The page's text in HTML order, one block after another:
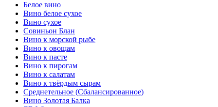
Белое вино
Вино белое сухое
Вино сухое
Совиньон Блан
Вино к морской рыбе
Вино к овощам
Вино к пасте
Вино к пирогам
Вино к салатам
Вино к твёрдым сырам
Среднетельное (Сбалансированное)
Вино Золотая Балка